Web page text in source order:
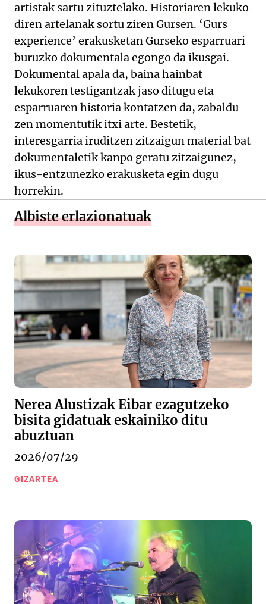
artistak sartu zituztelako. Historiaren lekuko
diren artelanak sortu ziren Gursen. ‘Gurs
experience’ erakusketan Gurseko esparruari
buruzko dokumentala egongo da ikusgai.
Dokumental apala da, baina hainbat
lekukoren testigantzak jaso ditugu eta
esparruaren historia kontatzen da, zabaldu
zen momentutik itxi arte. Bestetik,
interesgarria iruditzen zitzaigun material bat
dokumentaletik kanpo geratu zitzaigunez,
ikus-entzunezko erakusketa egin dugu
horrekin.
Albiste erlazionatuak
Nerea Alustizak Eibar ezagutzeko
bisita gidatuak eskainiko ditu
abuztuan
2026/07/29
GIZARTEA